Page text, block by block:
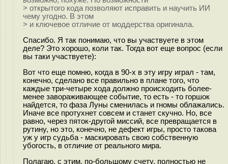
> открытого кода позволяют исправить и научить ИИ
чему угодно. В этом
> и ключевое отличие от моддерства оригинала.
Спасибо. Я так понимаю, что вы участвуете в этом
деле? Это хорошо, коли так. Тогда вот еще вопрос (если
вы таки участвуете):
Вот что еще помню, когда в 90-х в эту игру играл - там,
конечно, сделано все правильно в плане того, что
каждые три-четыре хода должно происходить более-
менее завораживающее событие, то есть - то горшок
найдется, то фаза Луны сменилась и гномы облажались.
Иначе все протухнет совсем и станет скучно. Но, все
равно, через пяток-другой миссий, все превращается в
рутину, но это, конечно, не дефект игры, просто такова
уж у игр судьба - маскировать свою собственную
убогость, в отличие от реального мира.
Полагаю, с этим, по-большому счету, полностью не